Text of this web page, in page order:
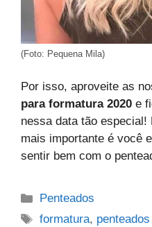
(Foto: Pequena Mila)
Por isso, aproveite as
para formatura 2020 e
nessa data tão especial!
mais importante é você
sentir bem com o
Categorias
Penteados
Tags
formatura, penteados